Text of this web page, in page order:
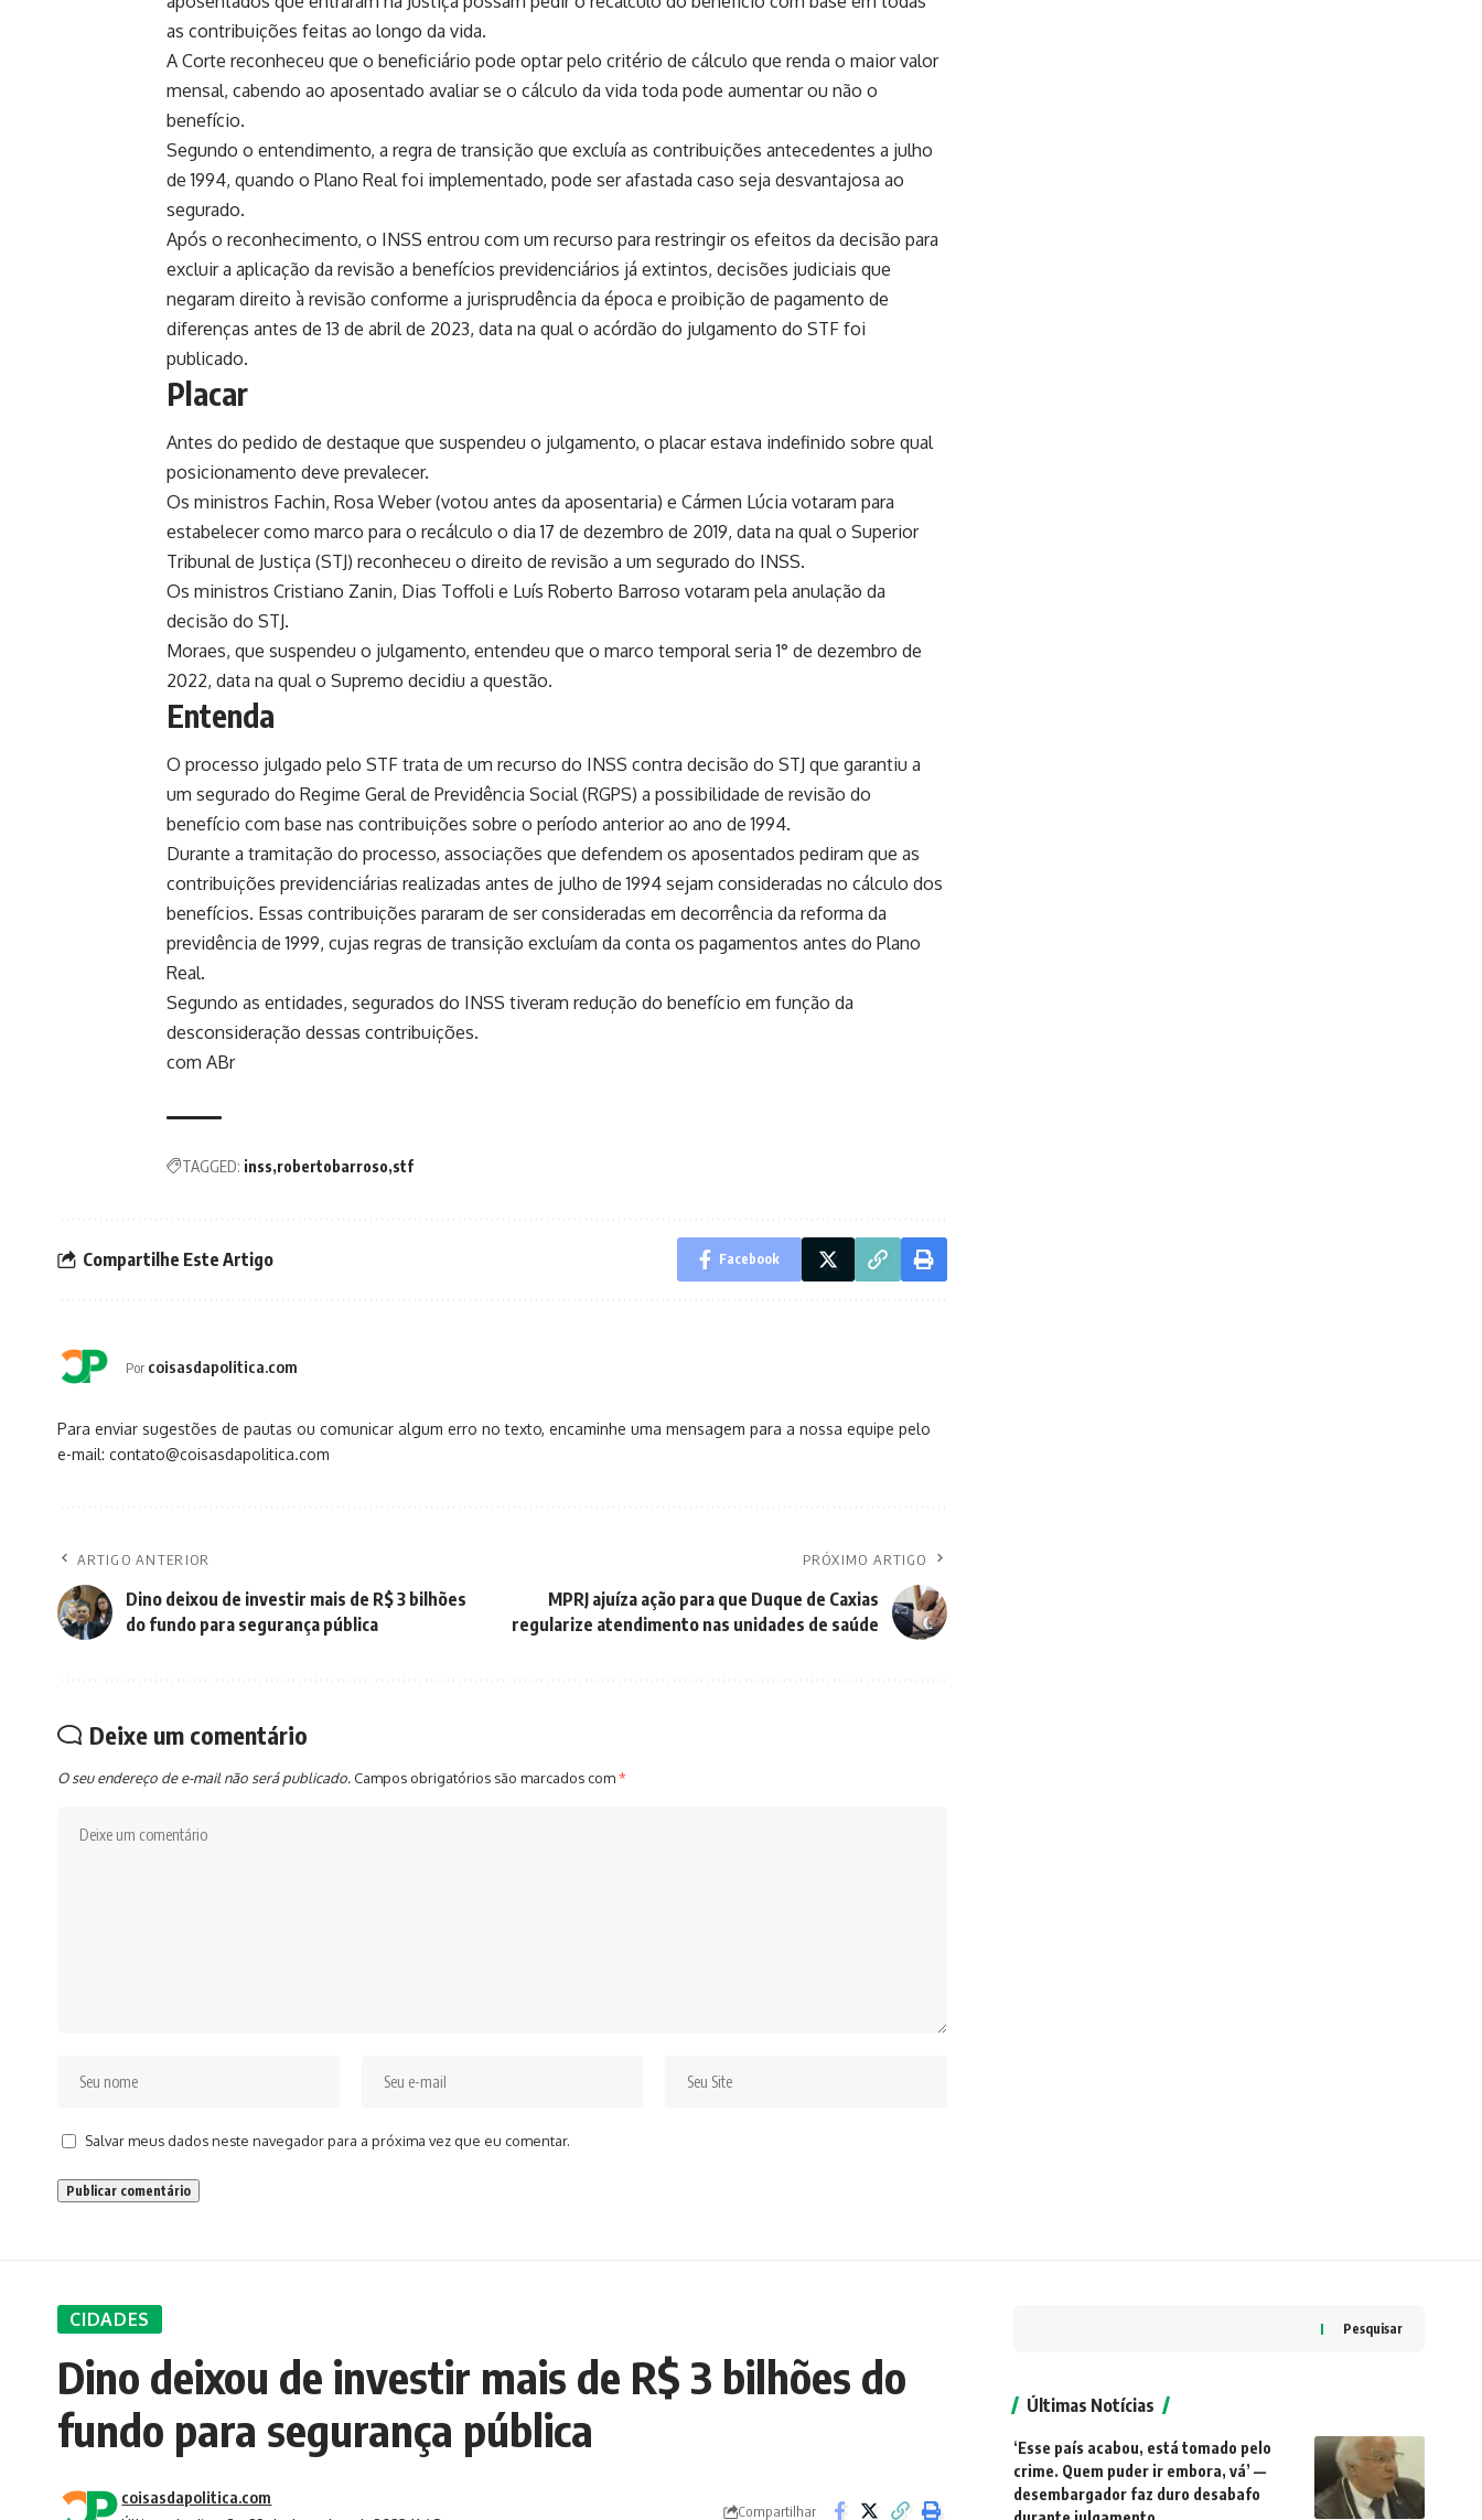
as contribuições feitas ao longo da vida.
A Corte reconheceu que o beneficiário pode optar pelo critério de cálculo que renda o maior valor
mensal, cabendo ao aposentado avaliar se o cálculo da vida toda pode aumentar ou não o
benefício.
Segundo o entendimento, a regra de transição que excluía as contribuições antecedentes a julho
de 1994, quando o Plano Real foi implementado, pode ser afastada caso seja desvantajosa ao
segurado.
Após o reconhecimento, o INSS entrou com um recurso para restringir os efeitos da decisão para
excluir a aplicação da revisão a benefícios previdenciários já extintos, decisões judiciais que
negaram direito à revisão conforme a jurisprudência da época e proibição de pagamento de
diferenças antes de 13 de abril de 2023, data na qual o acórdão do julgamento do STF foi
publicado.
Placar
Antes do pedido de destaque que suspendeu o julgamento, o placar estava indefinido sobre qual
posicionamento deve prevalecer.
Os ministros Fachin, Rosa Weber (votou antes da aposentaria) e Cármen Lúcia votaram para
estabelecer como marco para o recálculo o dia 17 de dezembro de 2019, data na qual o Superior
Tribunal de Justiça (STJ) reconheceu o direito de revisão a um segurado do INSS.
Os ministros Cristiano Zanin, Dias Toffoli e Luís Roberto Barroso votaram pela anulação da
decisão do STJ.
Moraes, que suspendeu o julgamento, entendeu que o marco temporal seria 1° de dezembro de
2022, data na qual o Supremo decidiu a questão.
Entenda
O processo julgado pelo STF trata de um recurso do INSS contra decisão do STJ que garantiu a
um segurado do Regime Geral de Previdência Social (RGPS) a possibilidade de revisão do
benefício com base nas contribuições sobre o período anterior ao ano de 1994.
Durante a tramitação do processo, associações que defendem os aposentados pediram que as
contribuições previdenciárias realizadas antes de julho de 1994 sejam consideradas no cálculo dos
benefícios. Essas contribuições pararam de ser consideradas em decorrência da reforma da
previdência de 1999, cujas regras de transição excluíam da conta os pagamentos antes do Plano
Real.
Segundo as entidades, segurados do INSS tiveram redução do benefício em função da
desconsideração dessas contribuições.
com ABr
TAGGED: inss robertobarroso stf
Compartilhe Este Artigo Facebook
Por coisasdapolitica.com
Para enviar sugestões de pautas ou comunicar algum erro no texto, encaminhe uma mensagem para a nossa equipe pelo
e-mail: contato@coisasdapolitica.com
ARTIGO ANTERIOR
Dino deixou de investir mais de R$ 3 bilhões
do fundo para segurança pública
PRÓXIMO ARTIGO
MPRJ ajuíza ação para que Duque de Caxias
regularize atendimento nas unidades de saúde
Deixe um comentário
O seu endereço de e-mail não será publicado. Campos obrigatórios são marcados com*
Salvar meus dados neste navegador para a próxima vez que eu comentar.
CIDADES
Dino deixou de investir mais de R$ 3 bilhões do
fundo para segurança pública
coisasdapolitica.com
Compartilhar
Pesquisar
Últimas Notícias
‘Esse país acabou, está tomado pelo
crime. Quem puder ir embora, vá’ —
desembargador faz duro desabafo